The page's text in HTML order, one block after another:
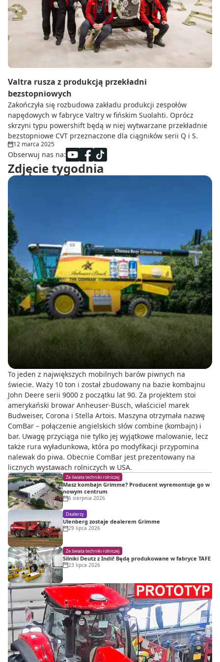
Do zbioru
Rolnictwo precyzyjne
Dealerzy
Ze świata techniki rolniczej
Valtra rusza z produkcją przekładni
bezstopniowych
Zakończyła się rozbudowa zakładu produkcji zespołów
napędowych w fabryce Valtry w fińskim Suolahti. Oprócz
skrzyni typu powershift będą w niej wytwarzane przekładnie
bezstopniowe CVT przeznaczone dla ciągników serii Q i S.
12 marca 2025
Obserwuj nas na:
Zdjęcie tygodnia
To jeden z największych mobilnych barów piwnych na
świecie. Waży 10 ton i został zbudowany na bazie kombajnu
John Deere serii 9000 z początku lat 90. Za projektem stoi
amerykański browar Anheuser-Busch, właściciel marek
Budweiser, Corona i Stella Artois. Maszyna otrzymała nazwę
ComBar – połączenie angielskich słów combine (kombajn) i
bar. Uwagę przyciąga nie tylko jej wyjątkowe malowanie, lecz
także rura wyładunkowa, która po modyfikacji przypomina
nalewak do piwa. Obecnie ComBar jest prezentowany na
licznych wystawach rolniczych w USA.
Ze świata techniki rolniczej
Masz kombajn Grimme? Producent wyremontuje go w
nowym centrum
6 sierpnia 2026
Dealerzy
Ulenberg zostaje dealerem Grimme
29 lipca 2026
Ze świata techniki rolniczej
Silniki Deutz z Indii! Będą produkowane w fabryce TAFE
23 lipca 2026